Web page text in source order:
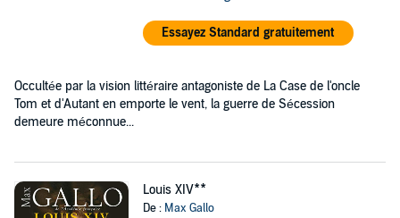
Essayez Standard gratuitement
Occultée par la vision littéraire antagoniste de La Case de l'oncle
Tom et d'Autant en emporte le vent, la guerre de Sécession
demeure méconnue...
Louis XIV**
De : Max Gallo